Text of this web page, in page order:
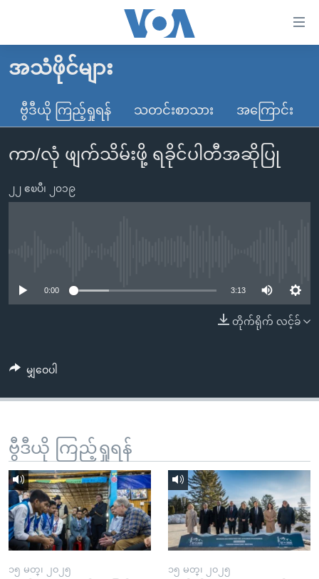
လွယ်ကူ
သည့်
များ
ပင်မ
ပင်မ
စာမျက်နှာ
ကျော်
ရန်
ရှာဖွေ
ရန်
နေရာ
သို့
ကျော်
ရန်
မူလစာမျက်နှာ
မြန်မာ
ကမ္ဘာ့သတင်းများ
နိုင်ငံတကာ
တရုတ်
ဗွီဒီယို
ရပ်ဝန်းတခု လမ်းတခု အလွန်
ရုပ်ရှင်ထဲက အင်္ဂလိပ်စာ
တီဗွီ
ရေဒီယို/တီဗွီအစီအစဉ်
ဗွီအိုအေ လူမှုကွန်ယက်များ
ဘာသာစကားများ
အသံဖိုင်များ
ဗွီဒီယို ကြည့်ရှုရန် သတင်းစာသား အကြောင်း
ကာ/လုံ ဖျက်သိမ်းဖို့ ရခိုင်ပါတီအဆိုပြု
၂၂ ဧၿပီ၊ ၂၀၁၉
0:00 3:13
တိုက်ရိုက် လင့်ခ်
မျှဝေပါ
ဗွီဒီယို ကြည့်ရှုရန်
၁၅ မတ္၊ ၂၀၂၅ ၁၅ မတ္၊ ၂၀၂၅